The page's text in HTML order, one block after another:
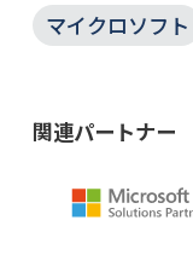
マイクロソフト
関連パートナー